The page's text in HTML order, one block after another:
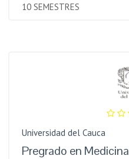
10 SEMESTRES
Universidad del Cauca
Pregrado en Medicina